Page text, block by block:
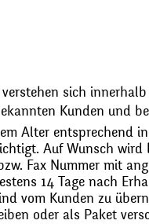
sich
Kunden und
Alter entsprechend
Auf Wunsch wird
Fax Nummer mit
14 Tage nach
vom Kunden zu
oder als Paket